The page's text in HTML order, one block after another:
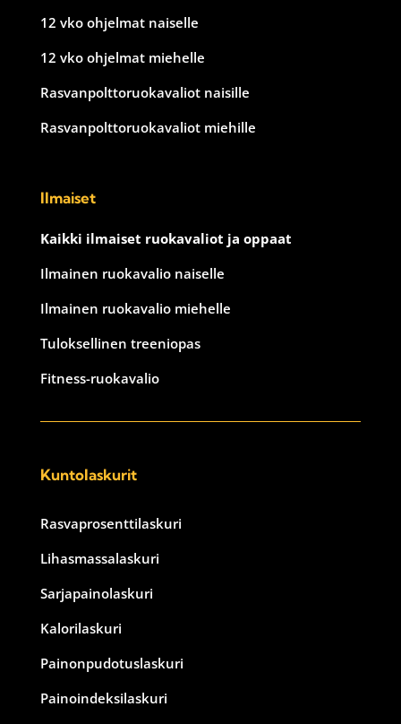
12 vko ohjelmat naiselle
12 vko ohjelmat miehelle
Rasvanpolttoruokavaliot naisille
Rasvanpolttoruokavaliot miehille
Ilmaiset
Kaikki ilmaiset ruokavaliot ja oppaat
Ilmainen ruokavalio naiselle
Ilmainen ruokavalio miehelle
Tuloksellinen treeniopas
Fitness-ruokavalio
Kuntolaskurit
Rasvaprosenttilaskuri
Lihasmassalaskuri
Sarjapainolaskuri
Kalorilaskuri
Painonpudotuslaskuri
Painoindeksilaskuri